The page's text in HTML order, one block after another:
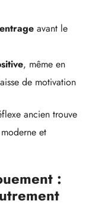
avant le
, même en
de motivation
ancien trouve
et
: